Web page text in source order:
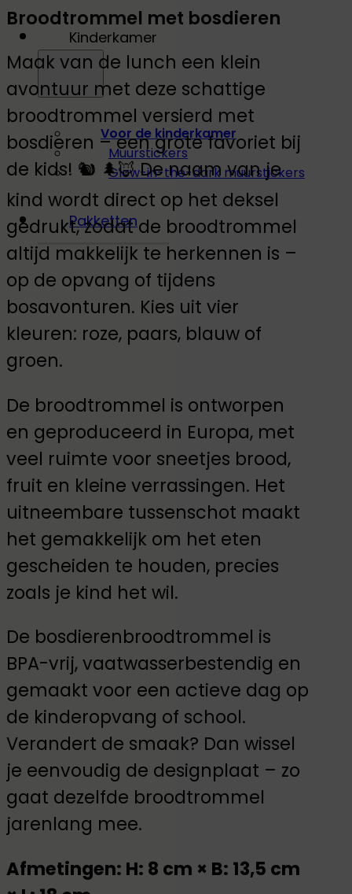
Kinderkamer
Voor de kinderkamer
Muurstickers
Glow-in-the-dark muurstickers
Pakketten
Broodtrommel met bosdieren
Maak van de lunch een klein
avontuur met deze schattige
broodtrommel versierd met
bosdieren – een grote favoriet bij
de kids! 🐿️ 🌲🦊 De naam van je
kind wordt direct op het deksel
gedrukt, zodat de broodtrommel
altijd makkelijk te herkennen is –
op de opvang of tijdens
bosavonturen. Kies uit vier
kleuren: roze, paars, blauw of
groen.
De broodtrommel is ontworpen
en geproduceerd in Europa, met
veel ruimte voor sneetjes brood,
fruit en kleine verrassingen. Het
uitneembare tussenschot maakt
het gemakkelijk om het eten
gescheiden te houden, precies
zoals je kind het wil.
De bosdierenbroodtrommel is
BPA-vrij, vaatwasserbestendig en
gemaakt voor een actieve dag op
de kinderopvang of school.
Verandert de smaak? Dan wissel
je eenvoudig de designplaat – zo
gaat dezelfde broodtrommel
jarenlang mee.
Afmetingen: H: 8 cm × B: 13,5 cm